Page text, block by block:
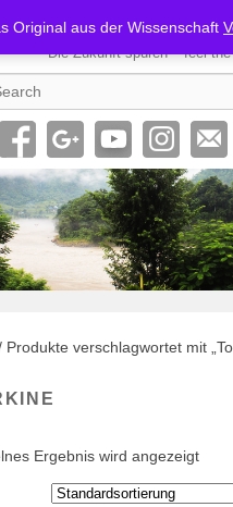
Original aus der Wissenschaft
Geno62-
Die Zukunft spüren – feel
Produkte verschlagwortet mit
Ergebnis wird angezeigt